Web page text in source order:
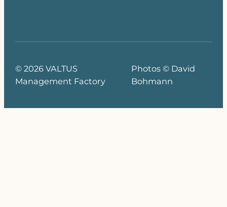
© 2026 VALTUS
Management Factory
Photos © David
Bohmann